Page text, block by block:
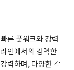
른 풋워크와 강력
인에서의 강력한
력하며, 다양한 각